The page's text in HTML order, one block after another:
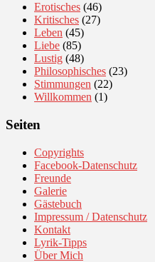
Erotisches (46)
Kritisches (27)
Leben (45)
Liebe (85)
Lustig (48)
Philosophisches (23)
Stimmungen (22)
Willkommen (1)
Seiten
Copyrights
Facebook-Datenschutz
Freunde
Galerie
Gästebuch
Impressum / Datenschutz
Kontakt
Lyrik-Tipps
Über Mich